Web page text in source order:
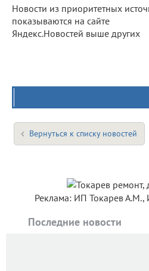
Новости из приоритетных
показываются на сайте
Яндекс.Новостей выше других
Вернуться к списку новостей
Реклама: ИП Токарев
Последние новости